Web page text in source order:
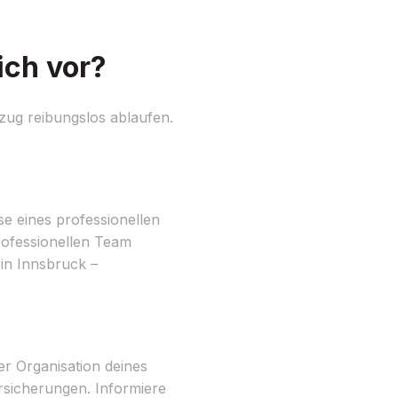
vor?
reibungslos ablaufen.
eines professionellen
Team
Innsbruck –
Organisation deines
Informiere